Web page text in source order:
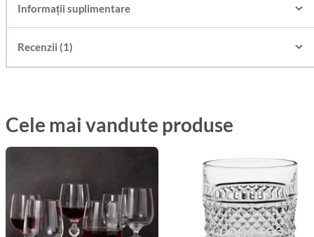
Informații suplimentare
Recenzii (1)
Cele mai vandute produse